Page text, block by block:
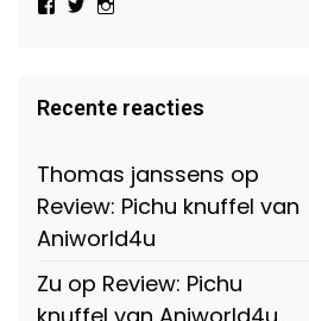
Bekijk
Beauty-
147775071915783/?
Facebook
Bekijk
op
Twitter
op
Instagram
Recente reacties
Thomas janssens op
Review: Pichu knuffel van
Aniworld4u
Zu op Review: Pichu